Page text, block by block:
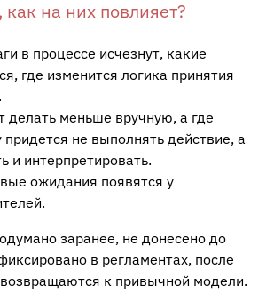
как на них повлияет?
в процессе исчезнут, какие
где изменится логика принятия
делать меньше вручную, а где
придется не выполнять действие, а
и интерпретировать.
ожидания появятся у
заранее, не донесено до
в регламентах, после
к привычной модели.